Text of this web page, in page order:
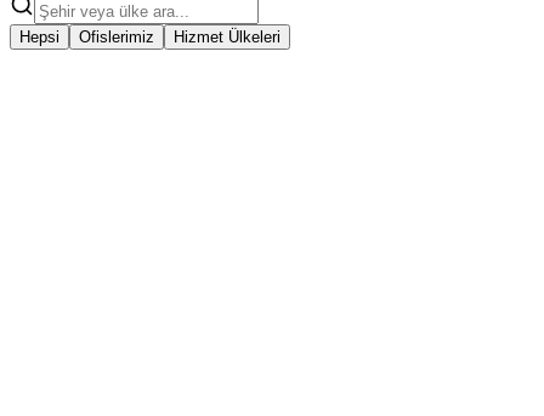
Hepsi Ofislerimiz Hizmet Ülkeleri